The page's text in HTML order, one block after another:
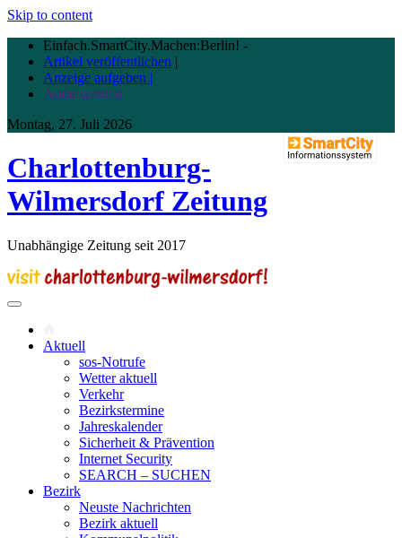
Skip to content
Einfach.SmartCity.Machen:Berlin! -
Artikel veröffentlichen |
Anzeige aufgeben |
Autor werden
Montag, 27. Juli 2026
Charlottenburg-
Wilmersdorf Zeitung
Unabhängige Zeitung seit 2017
Aktuell
sos-Notrufe
Wetter aktuell
Verkehr
Bezirkstermine
Jahreskalender
Sicherheit & Prävention
Internet Security
SEARCH – SUCHEN
Bezirk
Neuste Nachrichten
Bezirk aktuell